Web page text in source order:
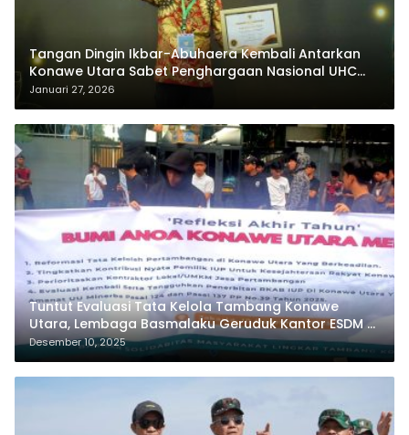
Tangan Dingin Ikbar-Abuhaera Kembali Antarkan
Konawe Utara Sabet Penghargaan Nasional UHC
Award 2026
Januari 27, 2026
Tuntut Evaluasi Tata Kelola Tambang Konawe
Utara, Lembaga Basmalaku Geruduk Kantor ESDM RI
dan PT.Antam
Desember 10, 2025